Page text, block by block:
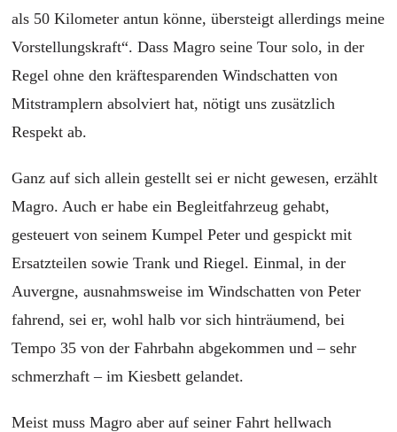
als 50 Kilometer antun könne, übersteigt allerdings meine
Vorstellungskraft“. Dass Magro seine Tour solo, in der
Regel ohne den kräftesparenden Windschatten von
Mitstramplern absolviert hat, nötigt uns zusätzlich
Respekt ab.
Ganz auf sich allein gestellt sei er nicht gewesen, erzählt
Magro. Auch er habe ein Begleitfahrzeug gehabt,
gesteuert von seinem Kumpel Peter und gespickt mit
Ersatzteilen sowie Trank und Riegel. Einmal, in der
Auvergne, ausnahmsweise im Windschatten von Peter
fahrend, sei er, wohl halb vor sich hinträumend, bei
Tempo 35 von der Fahrbahn abgekommen und – sehr
schmerzhaft – im Kiesbett gelandet.
Meist muss Magro aber auf seiner Fahrt hellwach